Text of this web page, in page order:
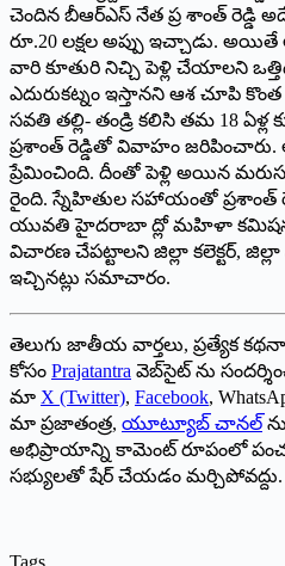
చెందిన బీఆర్ఎస్ నేత ప్ర శాంత్ రెడ్డి
రూ.20 లక్షల అప్పు ఇచ్చాడు.
వారి కూతురి నిచ్చి పెళ్లి చేయాలని
ఎదురుకట్నం ఇస్తానని ఆశ చూపి
సవతి తల్లి- తండ్రి కలిసి తమ 18 ఏళ్ల
ప్రశాంత్ రెడ్డితో వివాహం
ప్రేమించింది. దీంతో పెళ్లి అయిన
రైంది. స్నేహితుల సహాయంతో ప్రశాంత్
యువతి హైదరాబా ద్లో మహిళా
విచారణ చేపట్టాలని జిల్లా కలెక్టర్,
ఇచ్చినట్లు సమాచారం.
తెలుగు జాతీయ వార్తలు, ప్రత్యేక
కోసం Prajatantra వెబ్‌సైట్ ను
మా X (Twitter), Facebook,
మా ప్రజాతంత్ర, యూట్యూబ్ చానల్
అభిప్రాయాన్ని కామెంట్ రూపంలో
సభ్యులతో షేర్ చేయడం మర్చిపోవద్దు.
Tags